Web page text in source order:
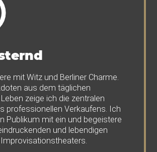
mit Witz und Berliner Charme.
aus dem täglichen
zeige ich die zentralen
professionellen Verkaufens. Ich
Publikum mit ein und begeistere
und lebendigen